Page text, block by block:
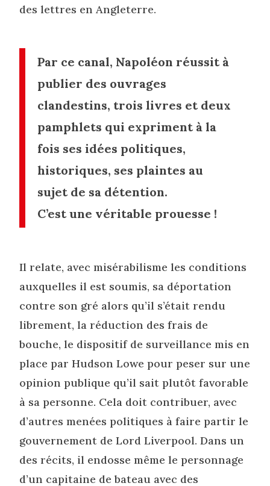
des lettres en Angleterre.
Par ce canal, Napoléon réussit à
publier des ouvrages
clandestins, trois livres et deux
pamphlets qui expriment à la
fois ses idées politiques,
historiques, ses plaintes au
sujet de sa détention.
C’est une véritable prouesse !
Il relate, avec misérabilisme les conditions
auxquelles il est soumis, sa déportation
contre son gré alors qu’il s’était rendu
librement, la réduction des frais de
bouche, le dispositif de surveillance mis en
place par Hudson Lowe pour peser sur une
opinion publique qu’il sait plutôt favorable
à sa personne. Cela doit contribuer, avec
d’autres menées politiques à faire partir le
gouvernement de Lord Liverpool. Dans un
des récits, il endosse même le personnage
d’un capitaine de bateau avec des